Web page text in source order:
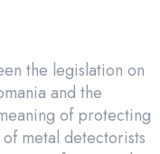
the legislation on
and the
of protecting
metal detectorists